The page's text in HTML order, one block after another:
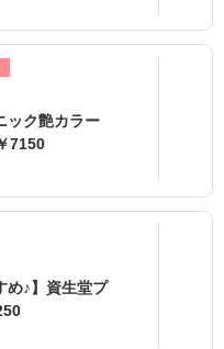
ク艶カラー
7150
♪】資生堂プ